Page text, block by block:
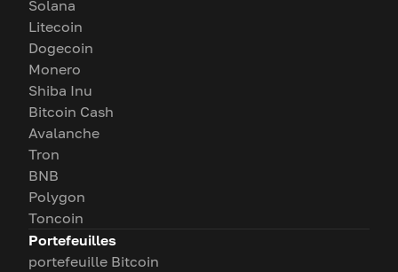
Solana
Litecoin
Dogecoin
Monero
Shiba Inu
Bitcoin Cash
Avalanche
Tron
BNB
Polygon
Toncoin
Portefeuilles
portefeuille Bitcoin